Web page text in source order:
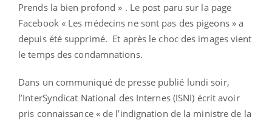
Prends la bien profond » . Le post paru sur la page
Facebook « Les médecins ne sont pas des pigeons » a
depuis été supprimé. Et après le choc des images vient
le temps des condamnations.
Dans un communiqué de presse publié lundi soir,
l’InterSyndicat National des Internes (ISNI) écrit avoir
pris connaissance « de l’indignation de la ministre de la